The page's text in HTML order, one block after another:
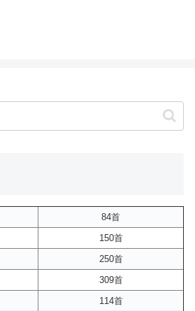
84首
150首
250首
309首
114首